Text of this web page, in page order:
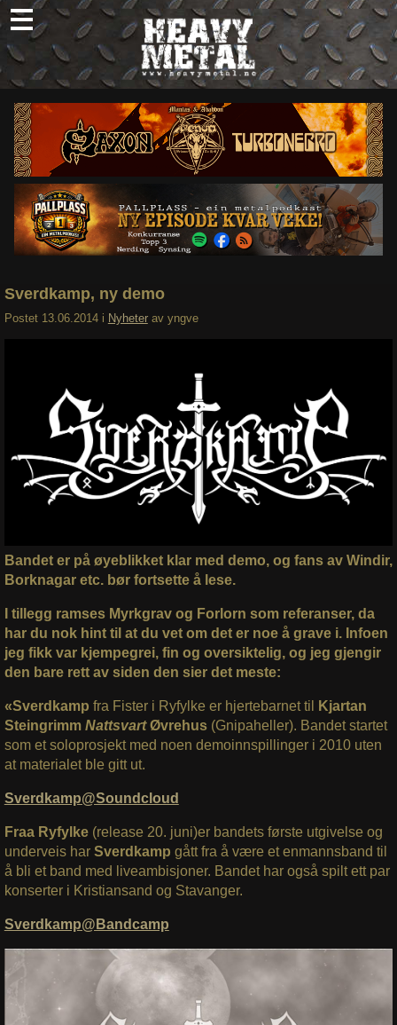
Skip
to
content
Nyheter
Omtaler
Intervjuer
Om oss
Abonner
Søk
Sverdkamp, ny demo
Postet 13.06.2014 i Nyheter av yngve
Bandet er på øyeblikket klar med demo, og fans av Windir,
Borknagar etc. bør fortsette å lese.
I tillegg ramses Myrkgrav og Forlorn som referanser, da
har du nok hint til at du vet om det er noe å grave i. Infoen
jeg fikk var kjempegrei, fin og oversiktelig, og jeg gjengir
den bare rett av siden den sier det meste:
«Sverdkamp fra Fister i Ryfylke er hjertebarnet til
Kjartan
Steingrimm NattsvartØvrehus(Gnipaheller). Bandet startet
som et soloprosjekt med noen demoinnspillinger i 2010 uten
at materialet ble gitt ut.
Sverdkamp@Soundcloud
Fraa Ryfylke (release 20. juni)er bandets første utgivelse og
underveis har Sverdkamp gått fra å være et enmannsband til
å bli et band med liveambisjoner. Bandet har også spilt ett par
konserter i Kristiansand og Stavanger.
Sverdkamp@Bandcamp